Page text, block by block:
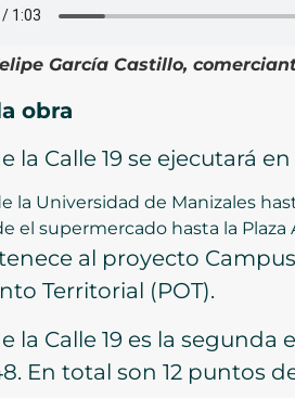
García Castillo,
obra
la Calle 19 se ejecutará
la Universidad de Manizales
el supermercado hasta la
al proyecto
Territorial (POT).
la Calle 19 es la
En total son 12 puntos